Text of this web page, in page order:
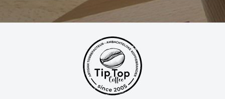
entreprise
, qui torréfie
depuis plus de vingt ans